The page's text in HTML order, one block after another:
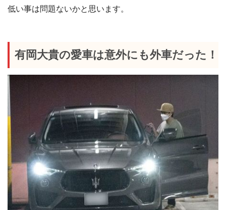
低い事は問題ないかと思います。
有岡大貴の愛車は意外にも外車だった！